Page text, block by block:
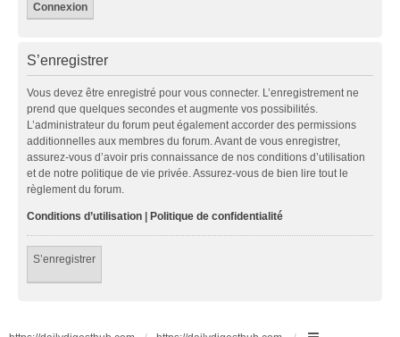
S’enregistrer
Vous devez être enregistré pour vous connecter. L’enregistrement ne
prend que quelques secondes et augmente vos possibilités.
L’administrateur du forum peut également accorder des permissions
additionnelles aux membres du forum. Avant de vous enregistrer,
assurez-vous d’avoir pris connaissance de nos conditions d’utilisation
et de notre politique de vie privée. Assurez-vous de bien lire tout le
règlement du forum.
Conditions d’utilisation Politique de confidentialité
S’enregistrer